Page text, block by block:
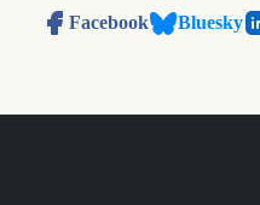
Facebook
Bluesky